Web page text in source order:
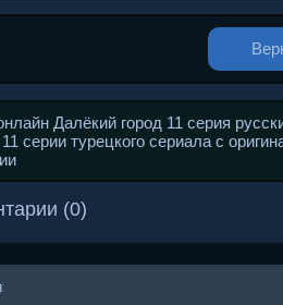
Далёкий город 11 серия
серии турецкого сериала с
(0)